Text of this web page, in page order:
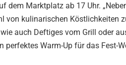
dem Marktplatz ab 17 Uhr.
von kulinarischen Köstlichkeiten
auch Deftiges vom Grill oder
Warm-Up für das Fest-